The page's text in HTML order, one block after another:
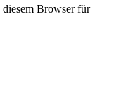
Browser für